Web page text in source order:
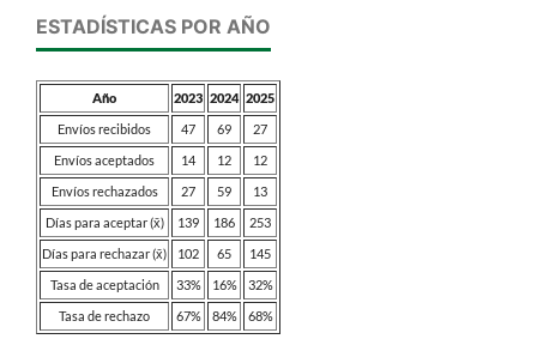
ESTADÍSTICAS POR AÑO
Año 2023 2024 2025
Envíos recibidos
47 69
27
Envíos aceptados
14 12
12
Envíos rechazados
27 59
13
Días para aceptar (x̄)
139 186
253
Días para rechazar (x̄)
102 65
145
Tasa de aceptación
33% 16%
32%
Tasa de rechazo
67% 84% 68%